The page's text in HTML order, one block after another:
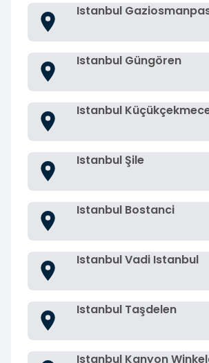
Istanbul
Istanbul Güngören
Istanbul
Istanbul Şile
Istanbul Bostanci
Istanbul Vadi Istanbul
Istanbul Taşdelen
Istanbul Kanyon